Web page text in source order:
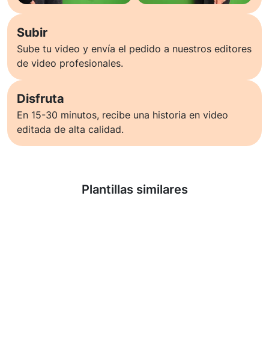
Subir
Sube tu video y envía el pedido a nuestros editores
de video profesionales.
Disfruta
En 15-30 minutos, recibe una historia en video
editada de alta calidad.
Plantillas similares
Saber más